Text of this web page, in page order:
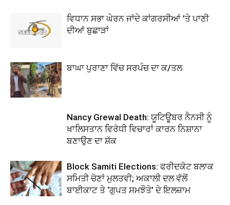
ਵਿਧਾਨ ਸਭਾ ਘੇਰਨ ਜਾਂਦੇ ਕਾਂਗਰਸੀਆਂ ’ਤੇ ਪਾਣੀ
ਦੀਆਂ ਬੁਛਾੜਾਂ
ਬਾਘਾ ਪੁਰਾਣਾ ਵਿੱਚ ਸਰਪੰਚ ਦਾ ਕ/ਤਲ
Nancy Grewal Death: ਯੂਟਿਊਬਰ ਨੈਨਸੀ ਨੂੰ
ਖਾਲਿਸਤਾਨ ਵਿਰੋਧੀ ਵਿਚਾਰਾਂ ਕਾਰਨ ਨਿਸ਼ਾਨਾ
ਬਣਾਉਣ ਦਾ ਸ਼ੱਕ
Block Samiti Elections: ਫਰੀਦਕੋਟ ਬਲਾਕ
ਸਮਿਤੀ ਚੋਣਾਂ ਮੁਲਤਵੀ; ਅਕਾਲੀ ਦਲ ਵੱਲੋਂ
ਬਾਈਕਾਟ ਤੇ ‘ਗੁਪਤ ਸਮਝੌਤੇ’ ਦੇ ਇਲਜ਼ਾਮ